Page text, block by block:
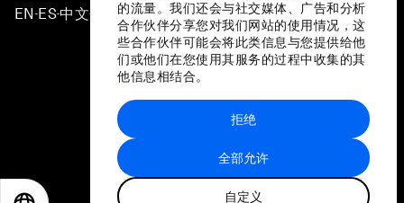
的流量。我们还会与社交媒体、广告和分析
合作伙伴分享您对我们网站的使用情况，这
些合作伙伴可能会将此类信息与您提供给他
们或他们在您使用其服务的过程中收集的其
他信息相结合。
全部允许
自定义
拒绝
EN ▪ES▪中文▪ 日本語
站点地图